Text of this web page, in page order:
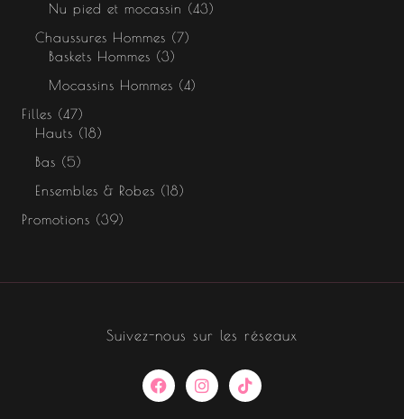
Nu pied et mocassin
43
Chaussures Hommes
7
Baskets Hommes
3
Mocassins Hommes
4
Filles
47
Hauts
18
Bas
5
Ensembles & Robes
18
Promotions
39
Suivez-nous sur les réseaux
F
a
c
I
n
s
T
i
k